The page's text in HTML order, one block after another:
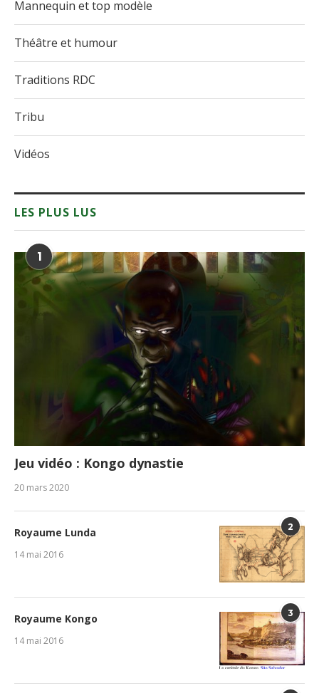
Mannequin et top modèle
Théâtre et humour
Traditions RDC
Tribu
Vidéos
LES PLUS LUS
1
Jeu vidéo : Kongo dynastie
20 mars 2020
2
Royaume Lunda
14 mai 2016
3
Royaume Kongo
14 mai 2016